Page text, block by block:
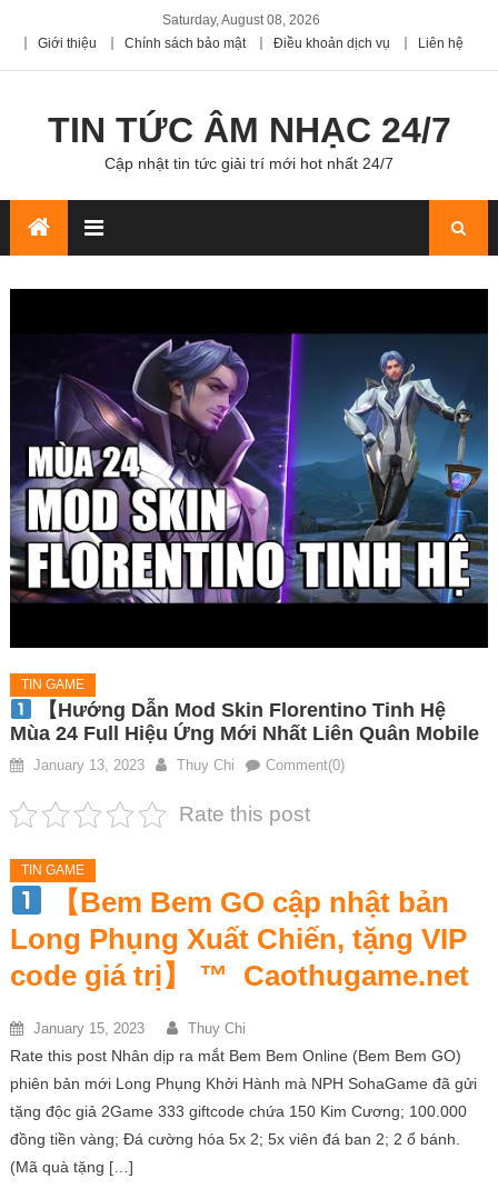
Saturday, August 08, 2026
Giới thiệu
Chính sách bảo mật Điều khoản dịch vụ Liên hệ
TIN TỨC ÂM NHẠC 24/7
Cập nhật tin tức giải trí mới hot nhất 24/7
TIN GAME
【Hướng Dẫn Mod Skin Florentino Tinh Hệ
Mùa 24 Full Hiệu Ứng Mới Nhất Liên Quân Mobile
January 13, 2023 Thuy Chi Comment(0)
Rate this post
TIN GAME
【Bem Bem GO cập nhật bản
Long Phụng Xuất Chiến, tặng VIP
code giá trị】 ™ Caothugame.net
January 15, 2023 Thuy Chi
Rate this post Nhân dịp ra mắt Bem Bem Online (Bem Bem GO)
phiên bản mới Long Phụng Khởi Hành mà NPH SohaGame đã gửi
tặng độc giả 2Game 333 giftcode chứa 150 Kim Cương; 100.000
đồng tiền vàng; Đá cường hóa 5x 2; 5x viên đá ban 2; 2 ổ bánh.
(Mã quà tặng […]